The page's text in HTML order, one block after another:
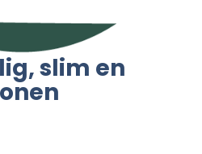
slim en